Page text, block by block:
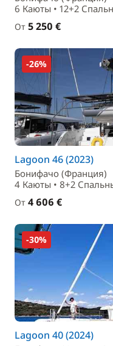
6 Каюты • 12+2
От 5 250 €
-26%
Lagoon 46 (2023)
Бонифачо (Франция)
4 Каюты • 8+2
От 4 606 €
-30%
Lagoon 40 (2024)